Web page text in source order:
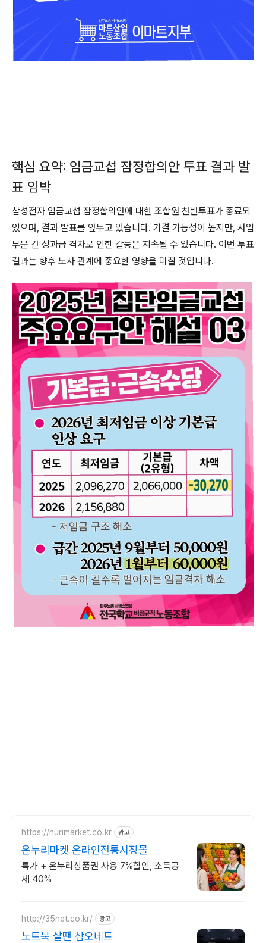
핵심 요약: 임금교섭 잠정합의안 투표 결과 발
표 임박
삼성전자 임금교섭 잠정합의안에 대한 조합원 찬반투표가 종료되
었으며, 결과 발표를 앞두고 있습니다. 가결 가능성이 높지만, 사업
부문 간 성과급 격차로 인한 갈등은 지속될 수 있습니다. 이번 투표
결과는 향후 노사 관계에 중요한 영향을 미칠 것입니다.
https://nurimarket.co.kr 광고
온누리마켓 온라인전통시장몰
특가 + 온누리상품권 사용 7%할인, 소득공
제 40%
http://35net.co.kr/ 광고
노트북 살땐 삼오네트